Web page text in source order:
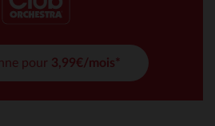
pour 3,99€/mois*